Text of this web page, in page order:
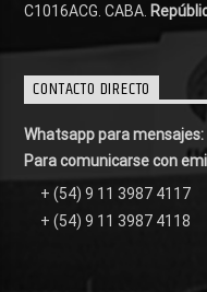
C1016ACG . CABA.
CONTACTO DIRECTO
Whatsapp para mensajes:
Para comunicarse con
+ (54) 9 11 3987 4117
+ (54) 9 11 3987 4118